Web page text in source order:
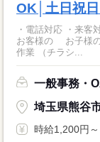
OK│土日祝
・電話対応 ・来客対応 （ご案内・お茶出しなど） ・ご家族連れの
お客様の お子様の見
作業 （チラシ...
一般事務・
埼玉県熊谷
時給1,200円～